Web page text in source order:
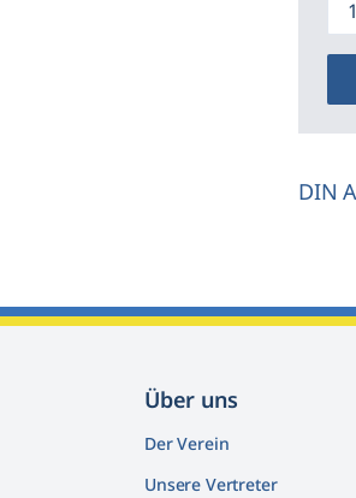
DIN
Über uns
Der Verein
Unsere Vertreter